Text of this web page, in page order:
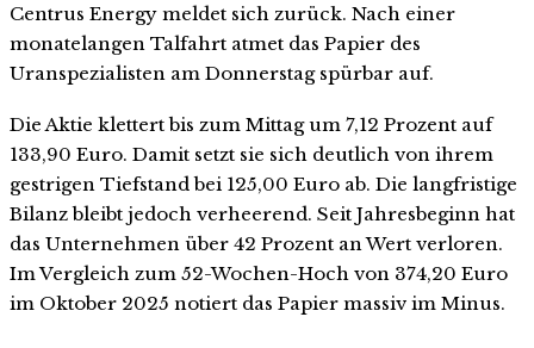
Centrus Energy meldet sich zurück. Nach einer
monatelangen Talfahrt atmet das Papier des
Uranspezialisten am Donnerstag spürbar auf.
Die Aktie klettert bis zum Mittag um 7,12 Prozent auf
133,90 Euro. Damit setzt sie sich deutlich von ihrem
gestrigen Tiefstand bei 125,00 Euro ab. Die langfristige
Bilanz bleibt jedoch verheerend. Seit Jahresbeginn hat
das Unternehmen über 42 Prozent an Wert verloren.
Im Vergleich zum 52-Wochen-Hoch von 374,20 Euro
im Oktober 2025 notiert das Papier massiv im Minus.